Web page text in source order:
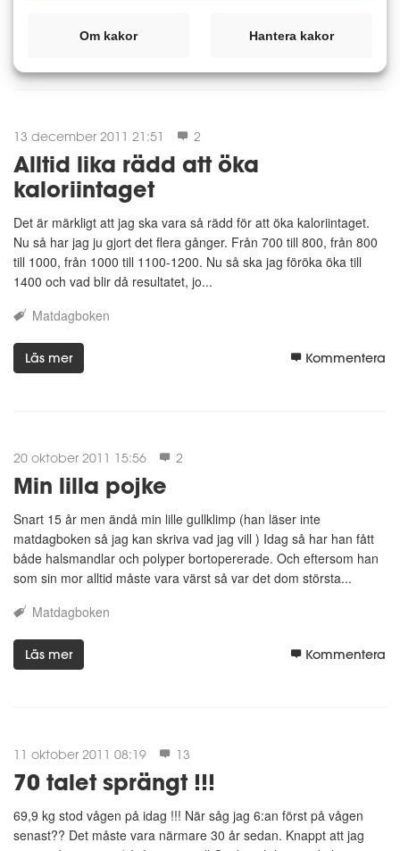
Kommentera
13 december 2011 21:51 2
Alltid lika rädd att öka
kaloriintaget
Det är märkligt att jag ska vara så rädd för att öka kaloriintaget.
Nu så har jag ju gjort det flera gånger. Från 700 till 800, från 800
till 1000, från 1000 till 1100-1200. Nu så ska jag föröka öka till
1400 och vad blir då resultatet, jo...
Matdagboken
Läs mer Kommentera
20 oktober 2011 15:56 2
Min lilla pojke
Snart 15 år men ändå min lille gullklimp (han läser inte
matdagboken så jag kan skriva vad jag vill ) Idag så har han fått
både halsmandlar och polyper bortopererade. Och eftersom han
som sin mor alltid måste vara värst så var det dom största...
Matdagboken
Läs mer Kommentera
11 oktober 2011 08:19 13
70 talet sprängt !!!
69,9 kg stod vågen på idag !!! När såg jag 6:an först på vågen
senast?? Det måste vara närmare 30 år sedan. Knappt att jag
Om kakor Hantera kakor